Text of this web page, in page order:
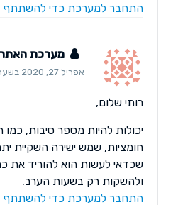
התחבר למערכת כדי להשתתף
מערכת האתר
אפריל 27, 2020 בשעה 8:55 am
רותי שלום,
יכולות להיות מספר סיבות, כמו
חומציות, שמש ישירה השקיית
שכדאי לעשות הוא להוריד את
ולהשקות רק בשעות הערב.
התחבר למערכת כדי להשתתף